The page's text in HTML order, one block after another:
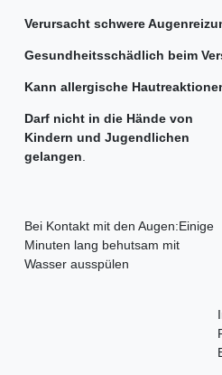
Verursacht schwere
Gesundheitsschädlich beim
Kann allergische
Darf nicht in die Hände von
Kindern und Jugendlichen
gelangen
Bei Kontakt mit den Augen:Einige
Minuten lang behutsam mit
Wasser ausspülen